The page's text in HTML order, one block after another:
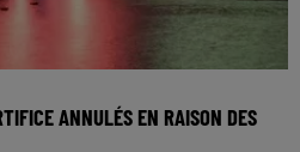
ANNULÉS EN RAISON DES